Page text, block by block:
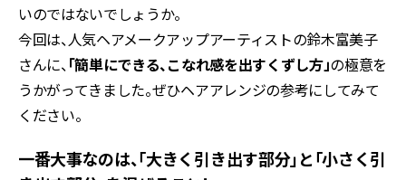
いのではないでしょうか。
今回は、人気ヘアメークアップアーティストの鈴木富美子
さんに、「簡単にできる、こなれ感を出すくずし方」の極意を
うかがってきました。ぜひヘアアレンジの参考にしてみて
ください。
一番大事なのは、「大きく引き出す部分」と「小さく引